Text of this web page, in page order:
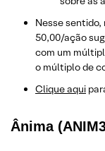
Nesse
50,00/ação
com um
o múltiplo de
Clique aqui
Ânima